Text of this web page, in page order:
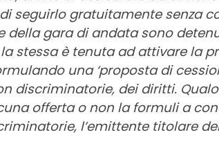
seguirlo gratuitamente senza
della gara di andata sono
stessa è tenuta ad attivare la
una ‘proposta di
discriminatorie, dei diritti.
offerta o non la formuli a
l’emittente titolare